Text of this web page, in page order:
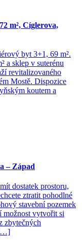
m², Cíglerova,
byt 3+1, 69 m².
a sklep v suterénu
revitalizovaného
Mostě. Dispozice
koutem a
– Západ
dostatek prostoru,
ztratit pohodlné
stavební pozemek
možnost vytvořit si
zbytečných
[…]